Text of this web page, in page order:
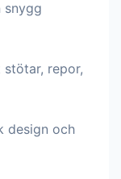
snygg
repor,
design och